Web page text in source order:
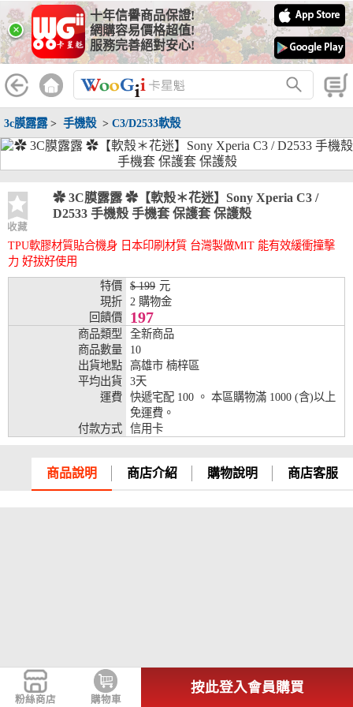
×
十年信譽商品保證!
網購容易價格超值!
服務完善絕對安心!
3c膜露露> 手機殼> C3/D2533軟殼
收藏
✿ 3C膜露露 ✿【軟殼＊花迷】Sony Xperia C3 /
D2533 手機殼 手機套 保護套 保護殼
TPU軟膠材質貼合機身 日本印刷材質 台灣製做MIT 能有效緩衝撞擊
力 好拔好使用
特價
$ 199 元
現折
2 購物金
回饋價
197
商品類型
全新商品
商品數量
10
出貨地點
高雄市 楠梓區
平均出貨
3天
運費
快遞宅配 100 。 本區購物滿 1000 (含)以上
免運費。
付款方式
信用卡
商品說明 商店介紹 購物說明 商店客服
粉絲商店 購物車
按此登入會員購買
線上分期銀行
WooGii 與 綠界 合作，『信用卡分期付款』 與 『信用卡零利率
分期付款』 的配合銀行如下：
分期期數 提供分期之銀行
兆豐銀行、合作金庫、第一銀行、華南銀行、
彰化銀行、上海銀行、富邦銀行、國泰世華、
台灣企銀、台中銀行、匯豐銀行、華泰銀行、
銀、元大銀行、永豐銀行、玉山銀行、凱基銀
行、星展銀行、台新銀行、安泰銀行、中國信
兆豐銀行、合作金庫、第一銀行、華南銀行、
台灣企銀、台中銀行、匯豐銀行、華泰銀行、
臺灣新光銀行、陽信銀行、聯邦銀行、遠東商
銀、元大銀行、永豐銀行、玉山銀行、凱基銀
行、星展銀行、台新銀行、安泰銀行、中國信
託、台灣樂天、三信商銀
兆豐銀行、合作金庫、第一銀行、華南銀行、
彰化銀行、上海銀行、富邦銀行、國泰世華、
台灣企銀、台中銀行、匯豐銀行、華泰銀行、
臺灣新光銀行、陽信銀行、聯邦銀行、遠東商
銀、元大銀行、永豐銀行、玉山銀行、凱基銀
託、台灣樂天、三信商銀
兆豐銀行、合作金庫、第一銀行、華南銀行、